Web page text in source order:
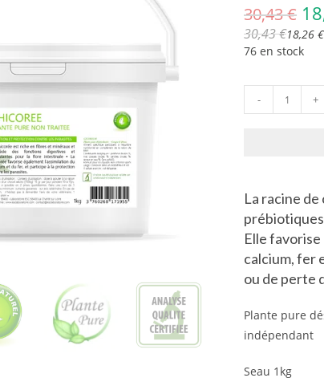
30,43€
30,43€18,26€
76 en stock
- +
La racine
Elle favorise
calcium, fer
ou de perte
Plante pure
indépendant
Seau 1kg